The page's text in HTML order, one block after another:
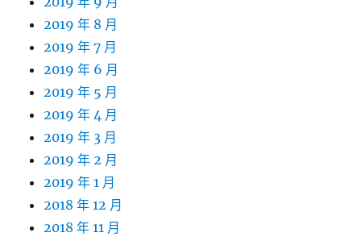
2019 年 8 月
2019 年 7 月
2019 年 6 月
2019 年 5 月
2019 年 4 月
2019 年 3 月
2019 年 2 月
2019 年 1 月
2018 年 12 月
2018 年 11 月